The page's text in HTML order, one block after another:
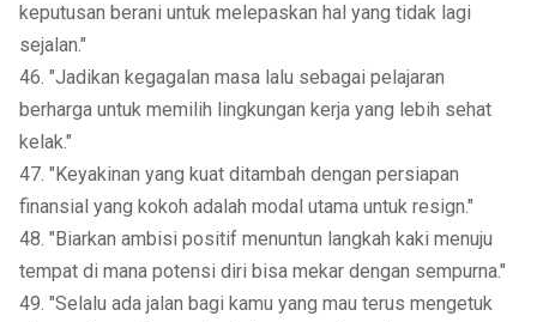
keputusan berani untuk melepaskan hal yang tidak lagi
sejalan."
46. "Jadikan kegagalan masa lalu sebagai pelajaran
berharga untuk memilih lingkungan kerja yang lebih sehat
kelak."
47. "Keyakinan yang kuat ditambah dengan persiapan
finansial yang kokoh adalah modal utama untuk resign."
48. "Biarkan ambisi positif menuntun langkah kaki menuju
tempat di mana potensi diri bisa mekar dengan sempurna."
49. "Selalu ada jalan bagi kamu yang mau terus mengetuk